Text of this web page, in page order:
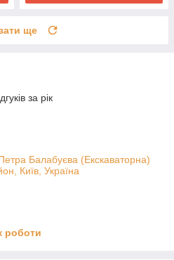
ще
за рік
Балабуєва (Екскаваторна)
Київ, Україна
роботи